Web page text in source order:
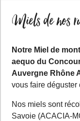
Miels de nos
Notre Miel de
aequo du
Auvergne Rhône
vous faire déguster
Nos miels sont
Savoie (ACACIA-